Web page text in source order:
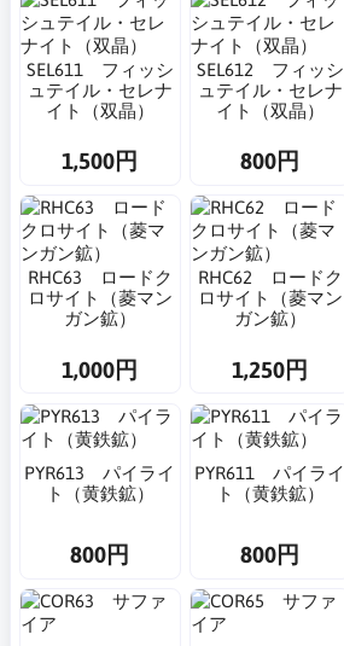
SEL611 フィッシ
ュテイル・セレナ
イト（双晶）
1,500円
SEL612 フィッシ
ュテイル・セレナ
イト（双晶）
800円
RHC63 ロードク
ロサイト（菱マン
ガン鉱）
1,000円
RHC62 ロードク
ロサイト（菱マン
ガン鉱）
1,250円
PYR613 パイライ
ト（黄鉄鉱）
800円
PYR611 パイライ
ト（黄鉄鉱）
800円